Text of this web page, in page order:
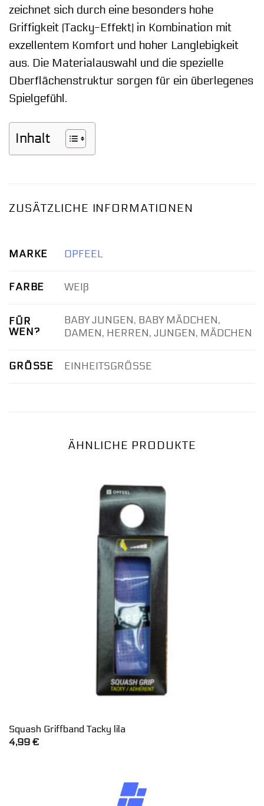
zeichnet sich durch eine besonders hohe
Griffigkeit (Tacky-Effekt) in Kombination mit
exzellentem Komfort und hoher Langlebigkeit
aus. Die Materialauswahl und die spezielle
Oberflächenstruktur sorgen für ein überlegenes
Spielgefühl.
Inhalt
ZUSÄTZLICHE INFORMATIONEN
MARKE OPFEEL
FARBE WEIß
FÜR
WEN?
BABY JUNGEN, BABY MÄDCHEN,
DAMEN, HERREN, JUNGEN, MÄDCHEN
GRÖSSE EINHEITSGRÖSSE
ÄHNLICHE PRODUKTE
Squash Griffband Tacky lila
4,99 €